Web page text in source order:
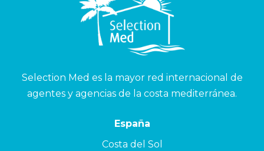
Selection Med es la mayor red internacional de
agentes y agencias de la costa mediterránea.
España
Costa del Sol